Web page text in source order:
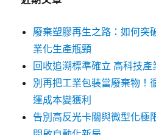
廢棄塑膠再生之路：如何突
業化生產瓶頸
回收追溯標準確立 高科技
別再把工業包裝當廢棄物！
運成本變獲利
告別高反光卡關與微型化極